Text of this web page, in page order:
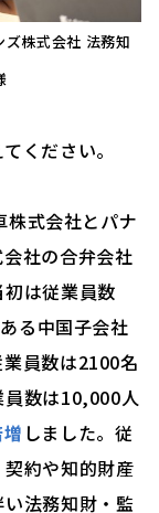
株式会社 法務知
ください。
式会社とパナ
社の合弁会社
は従業員数
る中国子会社
員数は2100名
数は10,000人
しました。従
約や知的財産
法務知財・監